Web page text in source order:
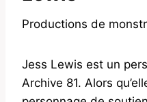
Productions de
Jess Lewis est un
Archive 81. Alors